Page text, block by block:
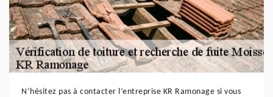
N’hésitez pas à contacter l’entreprise KR Ramonage si vous